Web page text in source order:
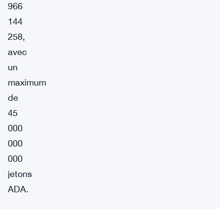
966
144
258,
avec
un
maximum
de
45
000
000
000
jetons
ADA.